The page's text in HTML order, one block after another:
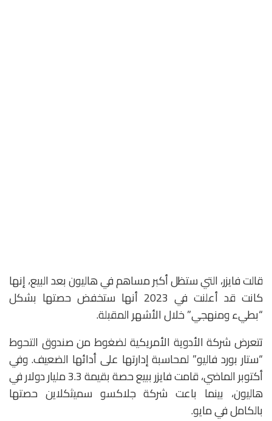
قالت فايزر، التي ستظل أكبر مساهم في هاليون بعد البيع، إنها
كانت قد أعلنت في 2023 أنها ستخفض حصتها بشكل
“بطيء ومنهجي” خلال الأشهر المقبلة.
تتعرض شركة الأدوية الأمريكية لضغوط من صندوق التحوط
“ستار بورد فاليو” لمحاسبة إدارتها على أدائها الضعيف. وفي
أكتوبر الماضي، قامت فايزر ببيع حصة بقيمة 3.3 مليار دولار في
هاليون، بينما باعت شركة جلاكسو سميثكلاين حصتها
بالكامل في مايو.